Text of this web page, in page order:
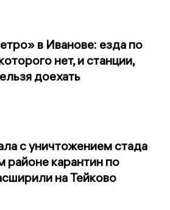
в Иванове: езда по
нет, и станции,
доехать
с уничтожением стада
районе карантин по
на Тейково